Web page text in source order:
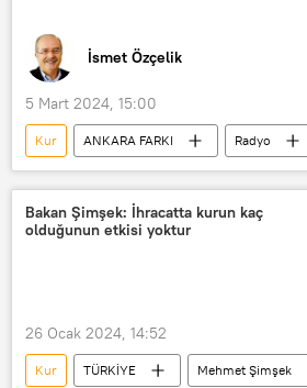
İsmet Özçelik
5 Mart 2024, 15:00
Kur ANKARA FARKI
Radyo
RADYO
Ekonomi
Mehmet Şimşek
Merkez Bankası
IMF
Kemer sıkma önlemleri
ithal ikame
Sanayi
Hazine ve Maliye Bakanlığı
Döviz
Bakan Şimşek: İhracatta kurun kaç
olduğunun etkisi yoktur
26 Ocak 2024, 14:52
Kur TÜRKİYE
Mehmet Şimşek